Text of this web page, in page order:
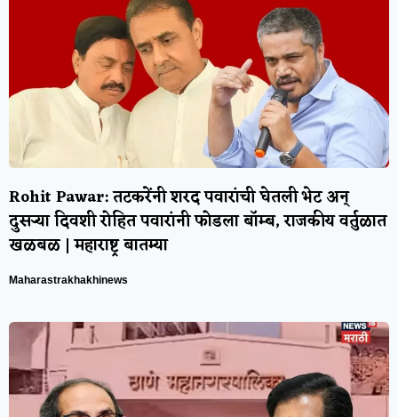
Rohit Pawar: तटकरेंनी शरद पवारांची घेतली भेट अन्
दुसऱ्या दिवशी रोहित पवारांनी फोडला बॉम्ब, राजकीय वर्तुळात
खळबळ | महाराष्ट्र बातम्या
Maharastrakhakhinews